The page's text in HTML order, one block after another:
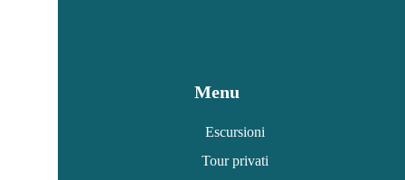
Menu
Escursioni
Tour privati